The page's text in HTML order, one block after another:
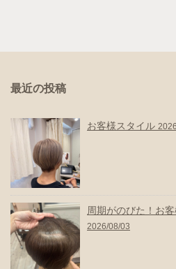
最近の投稿
お客様スタイル
周期がのびた！お
2026/08/03